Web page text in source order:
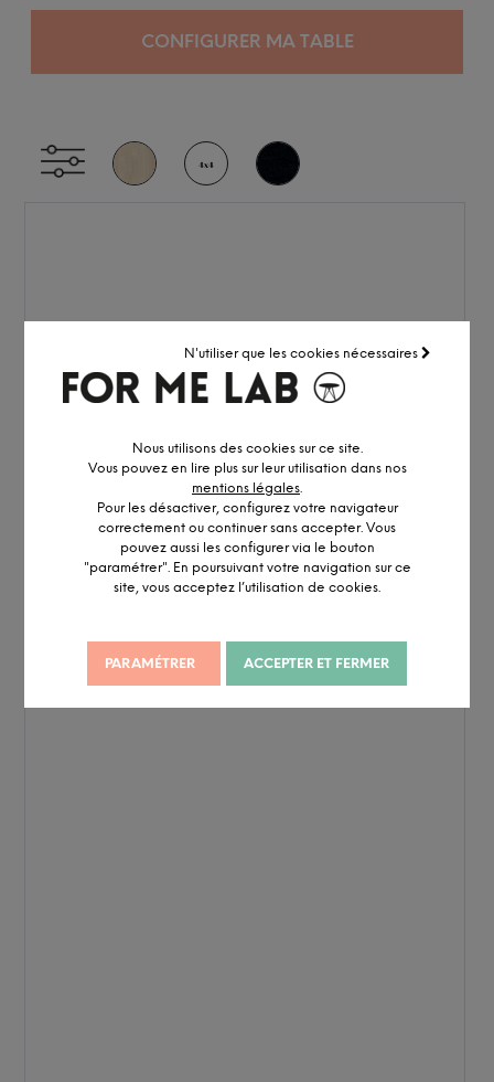
N'utiliser que les cookies nécessaires
Nous utilisons des cookies sur ce site.
Vous pouvez en lire plus sur leur utilisation dans nos
mentions légales
Pour les désactiver, configurez votre navigateur
correctement ou continuer sans accepter. Vous
pouvez aussi les configurer via le bouton
"paramétrer". En poursuivant votre navigation sur ce
site, vous acceptez l’utilisation de cookies.
PARAMÉTRER ACCEPTER ET FERMER
CONFIGURER MA TABLE